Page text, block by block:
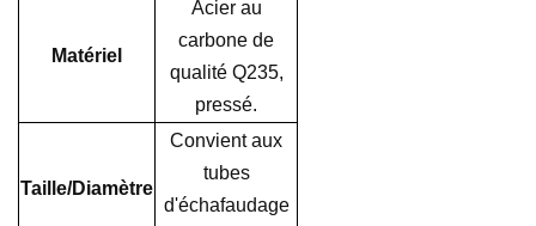
Matériel
Acier au
carbone de
qualité Q235,
pressé.
Taille/Diamètre
Convient aux
tubes
d'échafaudage